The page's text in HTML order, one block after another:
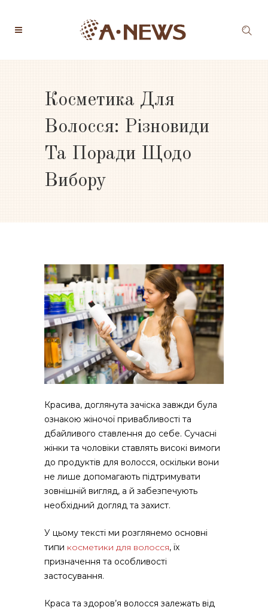
Косметика Для
Волосся: Різновиди
Та Поради Щодо
Вибору
Красива, доглянута зачіска завжди була
ознакою жіночої привабливості та
дбайливого ставлення до себе. Сучасні
жінки та чоловіки ставлять високі вимоги
до продуктів для волосся, оскільки вони
не лише допомагають підтримувати
зовнішній вигляд, а й забезпечують
необхідний догляд та захист.
У цьому тексті ми розглянемо основні
типи косметики для волосся, їх
призначення та особливості
застосування.
Краса та здоров’я волосся залежать від